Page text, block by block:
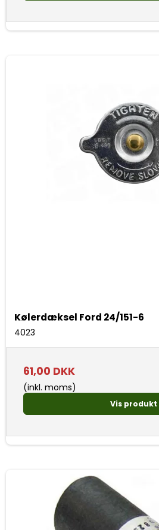
Kølerdæksel Ford 24/151-6
4023
61,00 DKK
(inkl. moms)
Vis produkt